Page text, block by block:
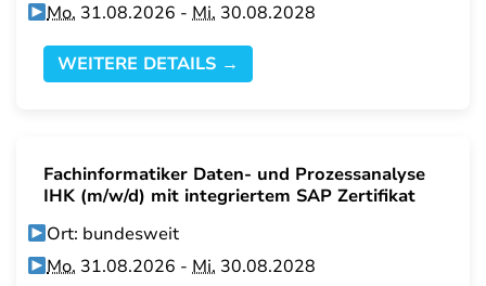
Mo. 31.08.2026 -Mi. 30.08.2028
WEITERE DETAILS →
Fachinformatiker Daten- und Prozessanalyse
IHK (m/w/d) mit integriertem SAP Zertifikat
Ort: bundesweit
Mo. 31.08.2026 -Mi. 30.08.2028